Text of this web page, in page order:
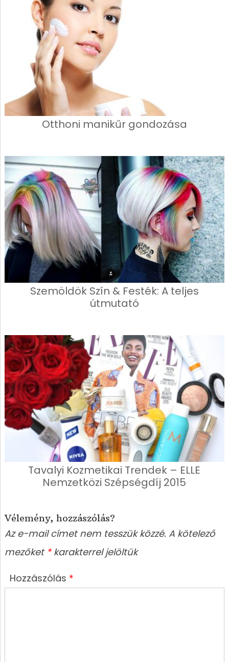
Otthoni manikűr gondozása
Szemöldök Szín & Festék: A teljes
útmutató
Tavalyi Kozmetikai Trendek – ELLE
Nemzetközi Szépségdíj 2015
Vélemény, hozzászólás?
Az e-mail címet nem tesszük közzé. A kötelező
mezőket *karakterrel jelöltük
Hozzászólás *